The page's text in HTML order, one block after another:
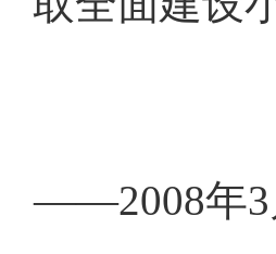
——2008年3